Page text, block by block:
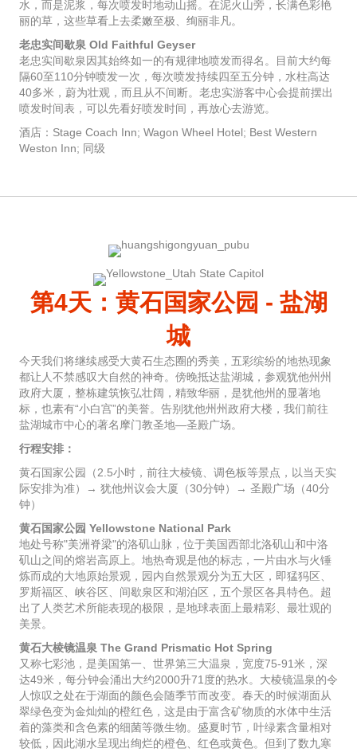
水，而是泥浆，每次喷发时地动山摇。在泥火山旁，长满色彩艳
丽的草，这些草看上去柔嫩至极、绚丽非凡。
老忠实间歇泉 Old Faithful Geyser
老忠实间歇泉因其始终如一的有规律地喷发而得名。目前大约每
隔60至110分钟喷发一次，每次喷发持续四至五分钟，水柱高达
40多米，蔚为壮观，而且从不间断。老忠实游客中心会提前摆出
喷发时间表，可以先看好喷发时间，再放心去游览。
酒店：Stage Coach Inn; Wagon Wheel Hotel; Best Western
Weston Inn; 同级
第4天：黄石国家公园 - 盐湖
城
今天我们将继续感受大黄石生态圈的秀美，五彩缤纷的地热现象
都让人不禁感叹大自然的神奇。傍晚抵达盐湖城，参观犹他州州
政府大厦，整栋建筑恢弘壮阔，精致华丽，是犹他州的显著地
标，也素有“小白宫”的美誉。告别犹他州州政府大楼，我们前往
盐湖城市中心的著名摩门教圣地—圣殿广场。
行程安排：
黄石国家公园（2.5小时，前往大棱镜、调色板等景点，以当天实
际安排为准）→ 犹他州议会大厦（30分钟）→ 圣殿广场（40分
钟）
黄石国家公园 Yellowstone National Park
地处号称"美洲脊梁"的洛矶山脉，位于美国西部北洛矶山和中洛
矶山之间的熔岩高原上。地热奇观是他的标志，一片由水与火锤
炼而成的大地原始景观，园内自然景观分为五大区，即猛犸区、
罗斯福区、峡谷区、间歇泉区和湖泊区，五个景区各具特色。超
出了人类艺术所能表现的极限，是地球表面上最精彩、最壮观的
美景。
黄石大棱镜温泉 The Grand Prismatic Hot Spring
又称七彩池，是美国第一、世界第三大温泉，宽度75-91米，深
达49米，每分钟会涌出大约2000升71度的热水。大棱镜温泉的令
人惊叹之处在于湖面的颜色会随季节而改变。春天的时候湖面从
翠绿色变为金灿灿的橙红色，这是由于富含矿物质的水体中生活
着的藻类和含色素的细菌等微生物。盛夏时节，叶绿素含量相对
较低，因此湖水呈现出绚烂的橙色、红色或黄色。但到了数九寒